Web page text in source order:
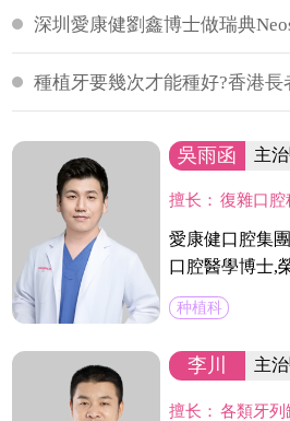
深圳愛康健劉鑫博士做瑞典
種植牙要幾次才能種好?香港長
吳雨函
擅长： 復雜口腔種植、美學修復、數值化植牙、微創植
愛康健口腔集
口腔醫學博士,
种植科
李川
擅长： 各類牙列缺損、牙列缺失的種植修復重建，特別是在復雜骨缺損條